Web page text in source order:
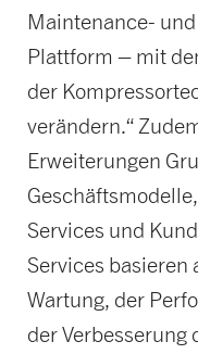
Maintenance-
Plattform – mit
der
verändern.“
Erweiterungen
Services und
Services basieren
Wartung, der
der